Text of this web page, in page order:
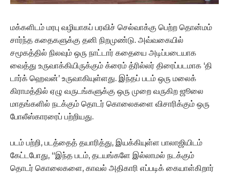
மக்களிடம் மரபு வழியாகப் பரவிச் செல்வாக்கு பெற்ற தொன்மம்
சார்ந்த கதைகளுக்கு தனி நிறமுண்டு. அவ்வகையில்
சமூகத்தில் நிலவும் ஒரு நாட்டார் கதையை அடிப்படையாக
வைத்து உருவாக்கியிருக்கும் க்ரைம் த்ரில்லர் திரைப்படமாக ‘தி
டார்க் ஹெவன்’ உருவாகியுள்ளது. இந்தப் படம் ஒரு மலைக்
கிராமத்தில் ஏழு வருடங்களுக்கு ஒரு முறை வருகிற ஜூலை
மாதங்களில் நடக்கும் தொடர் கொலைகளை விசாரிக்கும் ஒரு
போலீஸ்காரரைப் பற்றியது.
படம் பற்றி, படத்தைத் தயாரித்து, இயக்கியுள்ள பாலாஜியிடம்
கேட்டபோது, “இந்த படம், தடயங்களே இல்லாமல் நடக்கும்
தொடர் கொலைகளை, காவல் அதிகாரி எப்படிக் கையாள்கிறார்